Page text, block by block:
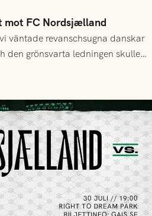
mot FC Nordsjælland
väntade revanschsugna danskar
den grönsvarta ledningen skulle
spelad. På lika mark visade
europaäventyret tog slut.